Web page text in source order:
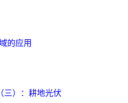
的应用
三）：耕地光伏